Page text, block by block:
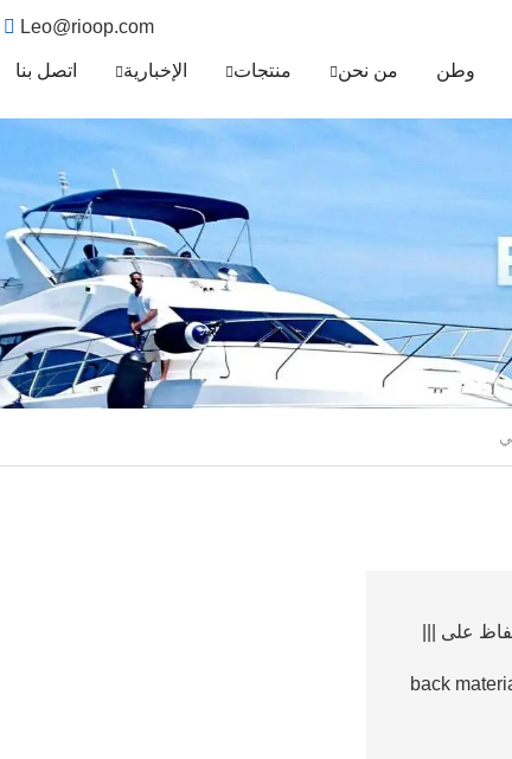
Leo@rioop.com
وطن من نحن منتجات الإخبارية اتصل بنا
back